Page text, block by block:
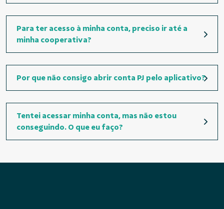
Para ter acesso à minha conta, preciso ir até a
minha cooperativa?
Por que não consigo abrir conta PJ pelo aplicativo?
Tentei acessar minha conta, mas não estou
conseguindo. O que eu faço?